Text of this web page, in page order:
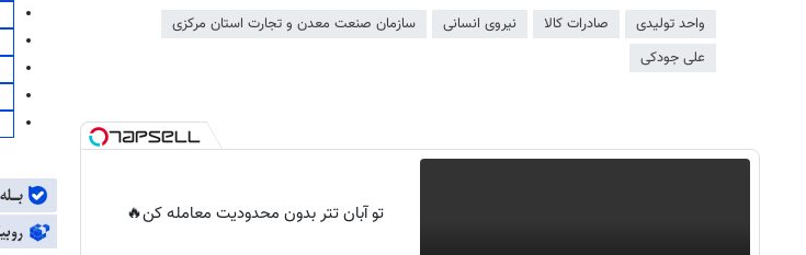
واحد تولیدی صادرات کالا نیروی انسانی
سازمان صنعت معدن و تجارت استان مرکزی
علی جودکی
تو آبان تتر بدون محدودیت معامله کن🔥